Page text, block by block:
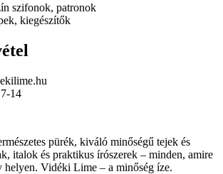
szifonok, patronok
kiegészítők
14
pürék, kiváló minőségű tejek és
italok és praktikus írószerek – minden, amire
helyen. Vidéki Lime – a minőség íze.